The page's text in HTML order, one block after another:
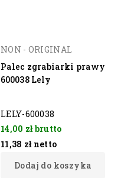
NON - ORIGINAL
Palec zgrabiarki prawy
600038 Lely
LELY-600038
14,00 złbrutto
11,38 zł netto
Dodaj do koszyka